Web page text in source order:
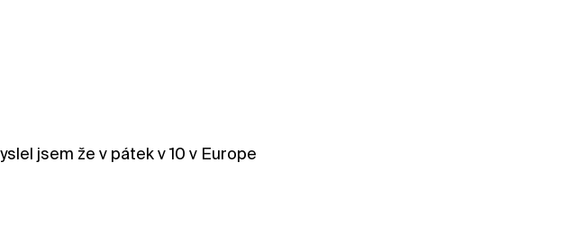
jsem že v pátek v 10 v Europe